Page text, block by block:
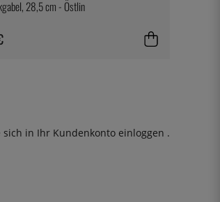
28,5 cm - Östlin
sich in Ihr Kundenkonto einloggen .